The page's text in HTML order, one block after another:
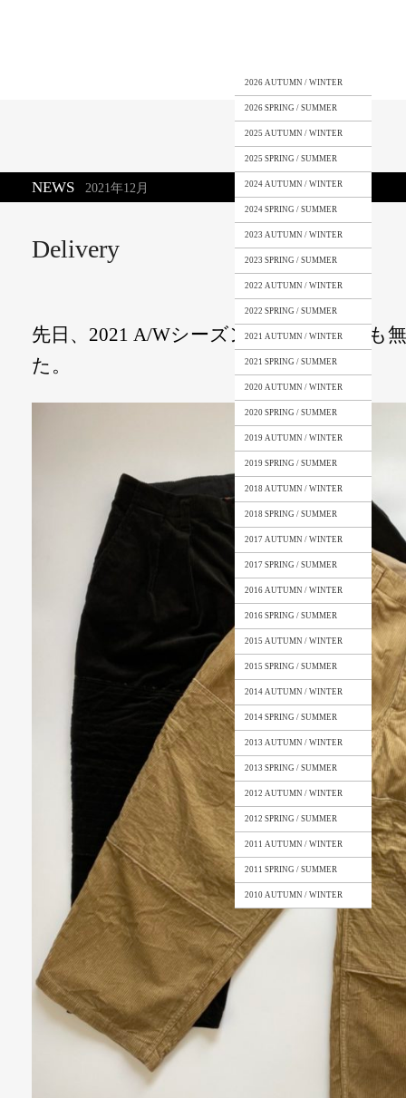
2026 AUTUMN / WINTER
2026 SPRING / SUMMER
2025 AUTUMN / WINTER
2025 SPRING / SUMMER
2024 AUTUMN / WINTER
2024 SPRING / SUMMER
2023 AUTUMN / WINTER
2023 SPRING / SUMMER
2022 AUTUMN / WINTER
2022 SPRING / SUMMER
2021 AUTUMN / WINTER
2021 SPRING / SUMMER
2020 AUTUMN / WINTER
2020 SPRING / SUMMER
2019 AUTUMN / WINTER
2019 SPRING / SUMMER
2018 AUTUMN / WINTER
2018 SPRING / SUMMER
2017 AUTUMN / WINTER
2017 SPRING / SUMMER
2016 AUTUMN / WINTER
2016 SPRING / SUMMER
2015 AUTUMN / WINTER
2015 SPRING / SUMMER
2014 AUTUMN / WINTER
2014 SPRING / SUMMER
2013 AUTUMN / WINTER
2013 SPRING / SUMMER
2012 AUTUMN / WINTER
2012 SPRING / SUMMER
2011 AUTUMN / WINTER
2011 SPRING / SUMMER
2010 AUTUMN / WINTER
NEWS 2021年12月
Delivery
先日、2021 A/Wシーズンのデリバリーも
た。